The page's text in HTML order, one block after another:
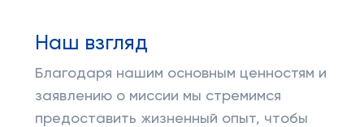
Наш взгляд
Благодаря нашим основным ценностям и
заявлению о миссии мы стремимся
предоставить жизненный опыт, чтобы